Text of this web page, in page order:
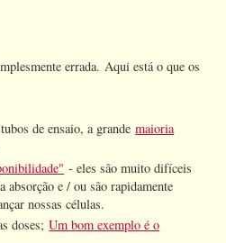
errada. Aqui está o que os
de ensaio, a grandemaioria
- eles são muito difíceis
absorção e / ou são rapidamente
nossas células.
doses;Um bom exemplo é o